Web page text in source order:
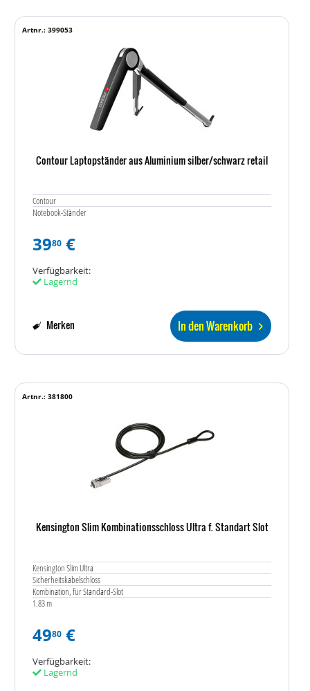
Contour Laptopständer aus Aluminium silber/schwarz retail
Contour
Notebook-Ständer
Artnr.: 399053
3980 €
Verfügbarkeit:
Lagernd
In den Warenkorb
Merken
Kensington Slim Kombinationsschloss Ultra f. Standart Slot
Kensington Slim Ultra
Sicherheitskabelschloss
Kombination, für Standard-Slot
1.83 m
Artnr.: 381800
4980 €
Verfügbarkeit:
Lagernd